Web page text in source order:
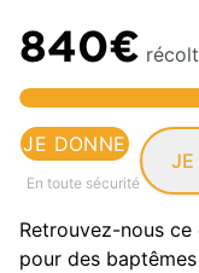
840€
JE DONNE
En toute sécurité
JE
Retrouvez-nous
pour des